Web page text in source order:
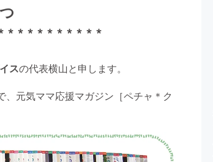
* * * * * * * * * *
スの代表横山と申します。
元気ママ応援マガジン［ペチャ＊ク